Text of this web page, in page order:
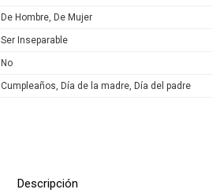
De Hombre, De Mujer
Ser Inseparable
No
Cumpleaños, Día de la madre, Día del padre
Descripción